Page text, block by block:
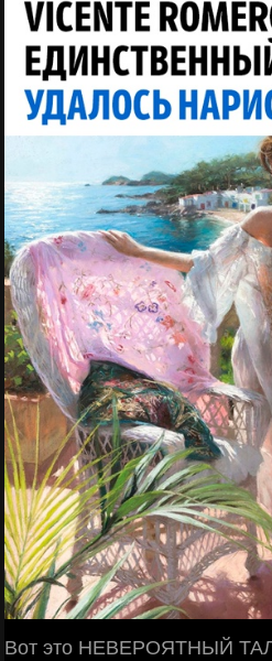
Вот это НЕВЕРОЯТНЫЙ